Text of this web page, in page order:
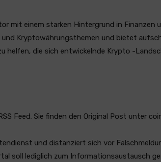
mit einem starken Hintergrund in Finanzen
Kryptowährungsthemen und bietet
helfen, die sich entwickelnde Krypto -
Feed. Sie finden den Original Post unter
und distanziert sich vor
soll lediglich zum Informationsaustausch